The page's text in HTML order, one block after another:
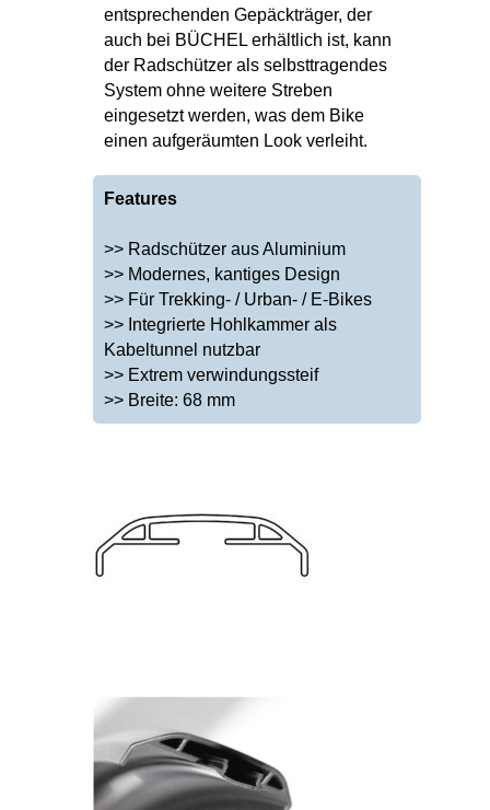
entsprechenden Gepäckträger, der
auch bei BÜCHEL erhältlich ist, kann
der Radschützer als selbsttragendes
System ohne weitere Streben
eingesetzt werden, was dem Bike
einen aufgeräumten Look verleiht.
Features
>> Radschützer aus Aluminium
>> Modernes, kantiges Design
>> Für Trekking- / Urban- / E-Bikes
>> Integrierte Hohlkammer als
Kabeltunnel nutzbar
>> Extrem verwindungssteif
>> Breite: 68 mm